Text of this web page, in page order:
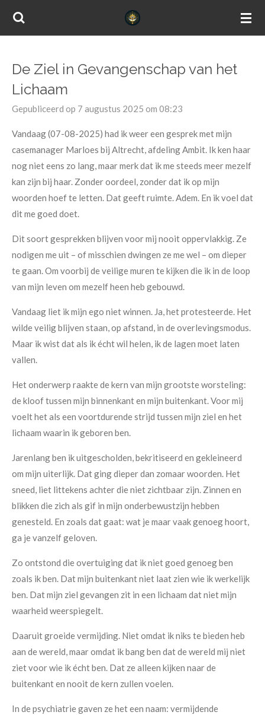
Ga
hoofdinhoud
De Ziel in Gevangenschap van het
Lichaam
Gepubliceerd op 7 augustus 2025 om 08:23
Vandaag (07-08-2025) had ik weer een gesprek met mijn
casemanager Marloes bij Altrecht, afdeling Ambit. Ik ken haar
nog niet eens zo lang, maar merk dat ik me steeds meer mezelf
kan zijn bij haar. Zonder oordeel, zonder dat ik op mijn
woorden hoef te letten. Dat geeft ruimte. Adem. En ik voel dat
dit me goed doet.
Dit soort gesprekken blijven voor mij nooit oppervlakkig. Ze
nodigen me uit – of misschien dwingen ze me wel – om dieper
te gaan. Om voorbij de veilige muren te kijken die ik in de loop
van mijn leven om mezelf heen heb gebouwd.
Vandaag liet ik mijn ego niet winnen. Ja, het protesteerde. Het
wilde veilig blijven staan, op afstand, in de overlevingsmodus.
Maar ik wist dat als ik écht wil helen, ik de lagen moet laten
vallen.
Het onderwerp raakte de kern van mijn grootste worsteling:
de kloof tussen mijn binnenkant en mijn buitenkant. Voor mij
voelt het als een voortdurende strijd tussen mijn ziel en het
lichaam waarin ik geboren ben.
Jarenlang ben ik uitgescholden, bekritiseerd en gekleineerd
om mijn uiterlijk. Dat ging dieper dan zomaar woorden. Het
sneed, liet littekens achter die niet zichtbaar zijn. Zinnen en
blikken die zich als gif in mijn onderbewustzijn hebben
genesteld. En zoals dat gaat: wat je maar vaak genoeg hoort,
ga je vanzelf geloven.
Zo ontstond die overtuiging dat ik niet goed genoeg ben
zoals ik ben. Dat mijn buitenkant niet laat zien wie ik werkelijk
ben. Dat mijn ziel gevangen zit in een lichaam dat niet mijn
waarheid weerspiegelt.
Daaruit groeide vermijding. Niet omdat ik niks te bieden heb
aan de wereld, maar omdat ik bang ben dat de wereld mij niet
ziet voor wie ik écht ben. Dat ze alleen kijken naar de
buitenkant en nooit de kern zullen voelen.
In de psychiatrie gaven ze het een naam: vermijdende